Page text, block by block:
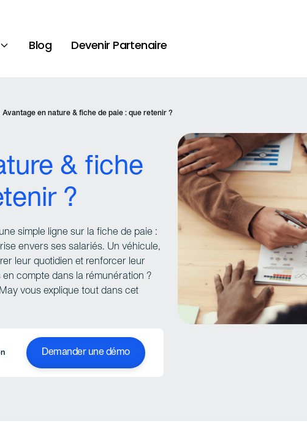
Blog Devenir Partenaire
Avantage en nature & fiche de paie : que retenir ?
& fiche
?
simple ligne sur la fiche de paie :
envers ses salariés. Un véhicule,
leur quotidien et renforcer leur
compte dans la rémunération ?
vous explique tout dans cet
Demander une démo